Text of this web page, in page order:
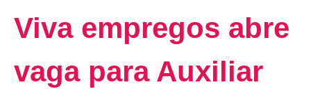
Viva empregos abre
vaga para Auxiliar